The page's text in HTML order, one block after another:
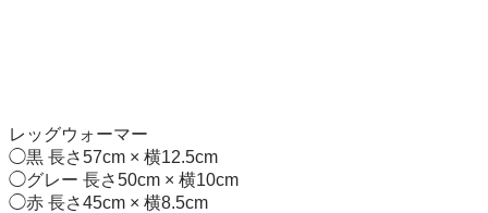
レッグウォーマー
◯黒 長さ57cm × 横12.5cm
◯グレー 長さ50cm × 横10cm
◯赤 長さ45cm × 横8.5cm